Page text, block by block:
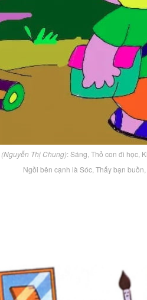
(Nguyễn Thị Chung): Sáng, Thỏ con đi học,
Ngồi bên cạnh là Sóc, Thấy bạn